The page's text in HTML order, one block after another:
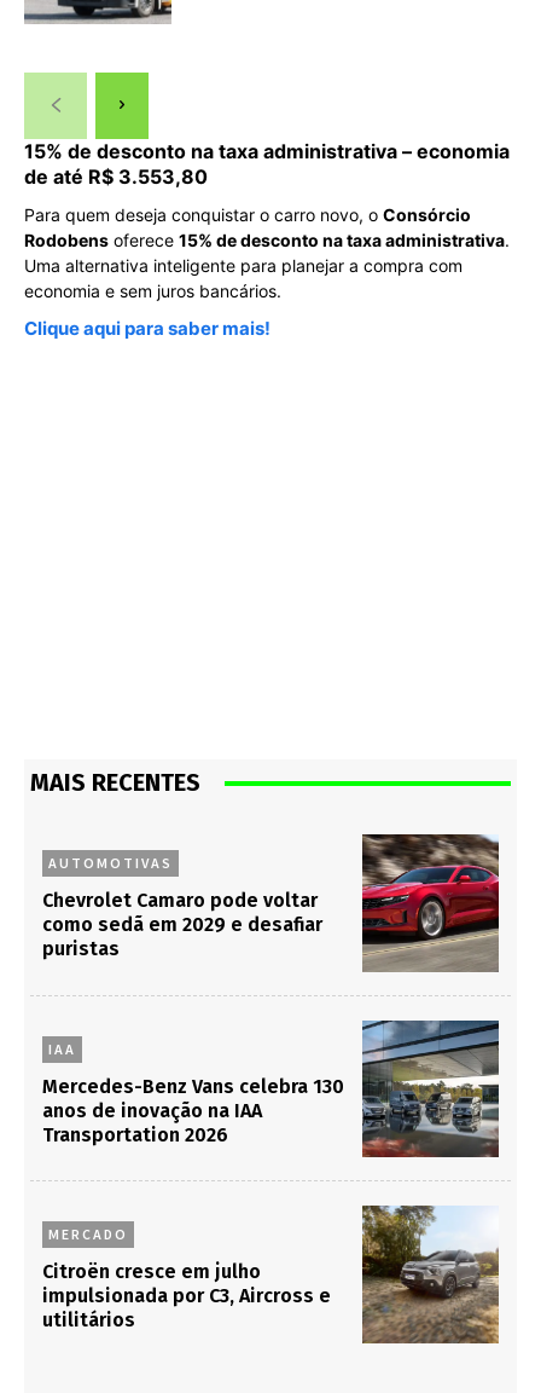
15% de desconto na taxa administrativa – economia
de até R$ 3.553,80
Para quem deseja conquistar o carro novo, o Consórcio
Rodobens oferece 15% de desconto na taxa administrativa.
Uma alternativa inteligente para planejar a compra com
economia e sem juros bancários.
Clique aqui para saber mais!
MAIS RECENTES
AUTOMOTIVAS
Chevrolet Camaro pode voltar
como sedã em 2029 e desafiar
puristas
IAA
Mercedes-Benz Vans celebra 130
anos de inovação na IAA
Transportation 2026
MERCADO
Citroën cresce em julho
impulsionada por C3, Aircross e
utilitários